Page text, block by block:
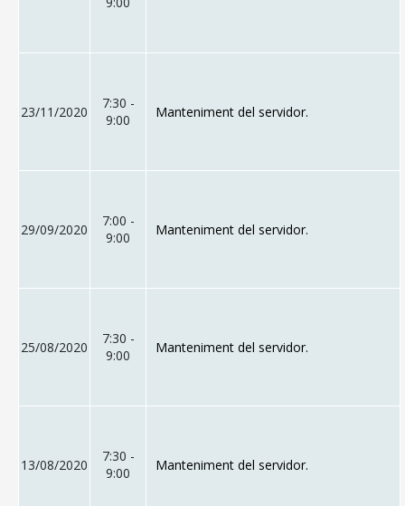
CONSELL DE MALLORCA
23/11/2020
7:30 -
9:00
Manteniment del servidor.
29/09/2020
7:00 -
9:00
Manteniment del servidor.
25/08/2020
7:30 -
9:00
Manteniment del servidor.
13/08/2020
7:30 -
9:00
Manteniment del servidor.